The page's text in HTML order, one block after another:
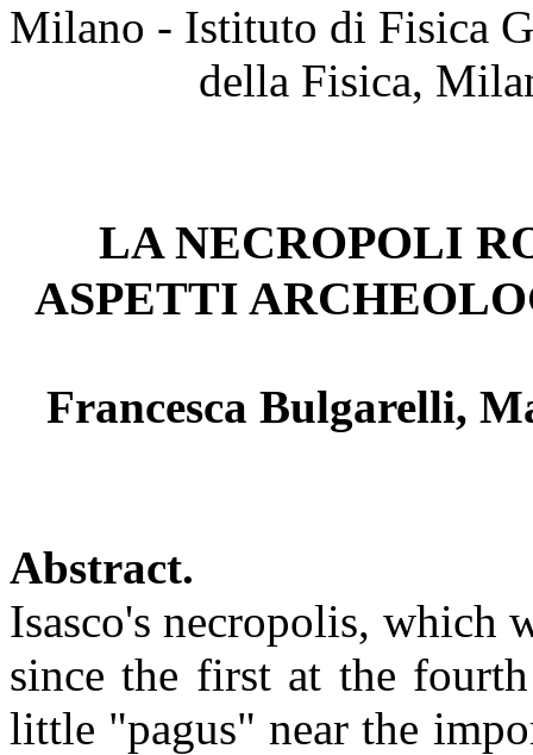
Milano - Istituto di Fisica
della Fisica,
LA NECROPOLI
ASPETTI
Francesca Bulgarelli,
Abstract.
Isasco's necropolis, which
since the first at the
little "pagus" near the